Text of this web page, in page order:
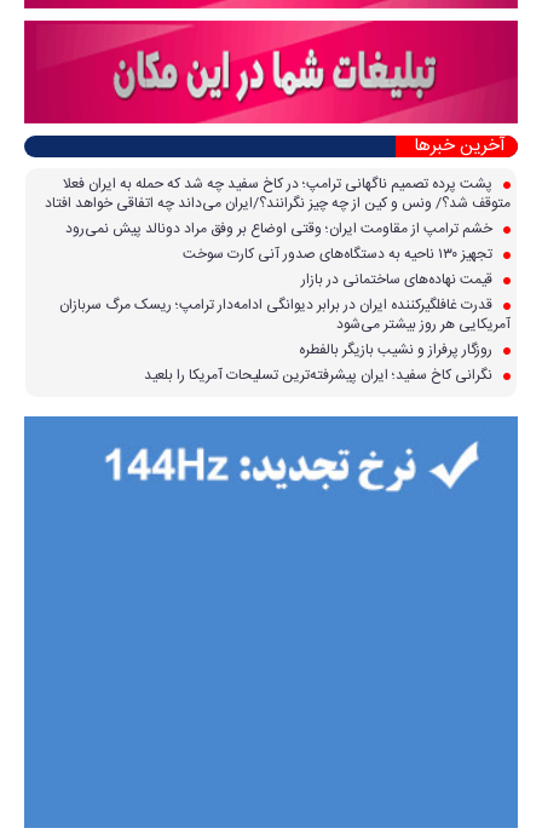
آخرین خبرها
پشت پرده تصمیم ناگهانی ترامپ؛ در کاخ سفید چه شد که حمله به ایران فعلا
متوقف شد؟/ ونس و کین از چه چیز نگرانند؟/ایران می‌داند چه اتفاقی خواهد افتاد
خشم ترامپ از مقاومت ایران؛ وقتی اوضاع بر وفق مراد دونالد پیش نمی‌رود
تجهیز ۱۳۰ ناحیه به دستگاه‌های صدور آنی کارت سوخت
قیمت نهاده‌های ساختمانی در بازار
قدرت غافلگیرکننده ایران در برابر دیوانگی ادامه‌دار ترامپ؛ ریسک مرگ سربازان
آمریکایی هر روز بیشتر می‌شود
روزگار پرفراز و نشیب بازیگر بالفطره
نگرانی کاخ سفید؛ ایران پیشرفته‌ترین تسلیحات آمریکا را بلعید